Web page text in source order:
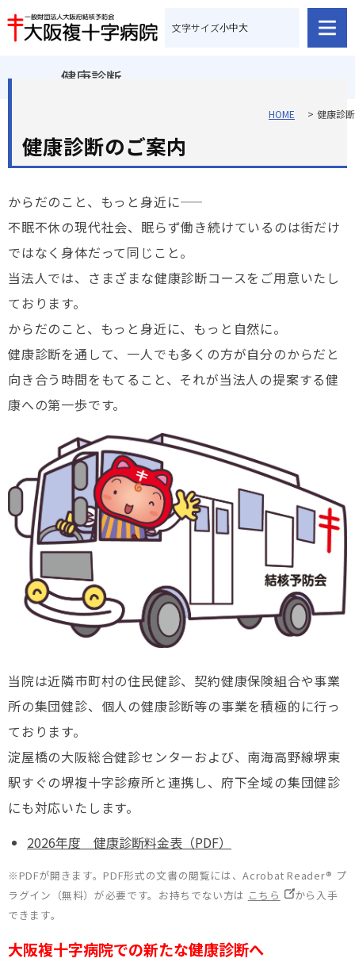
文字サイズ小中大
健康診断
HOME 健康診断
健康診断のご案内
からだのこと、もっと身近に―――
不眠不休の現代社会、眠らず働き続けているのは街だけ
ではなく身体だって同じこと。
当法人では、さまざまな健康診断コースをご用意いたし
ております。
からだのこと、もっと身近に、もっと自然に。
健康診断を通して、一人でも多くの方が自分のからだと
向き合う時間をもてること、それが当法人の提案する健
康への第一歩です。
当院は近隣市町村の住民健診、契約健康保険組合や事業
所の集団健診、個人の健康診断等の事業を積極的に行っ
ております。
淀屋橋の大阪総合健診センターおよび、南海高野線堺東
駅すぐの堺複十字診療所と連携し、府下全域の集団健診
にも対応いたします。
2026年度 健康診断料金表（PDF）
※PDFが開きます。PDF形式の文書の閲覧には、Acrobat Reader® プ
ラグイン（無料）が必要です。お持ちでない方は こちら
から入手
できます。
大阪複十字病院での新たな健康診断へ